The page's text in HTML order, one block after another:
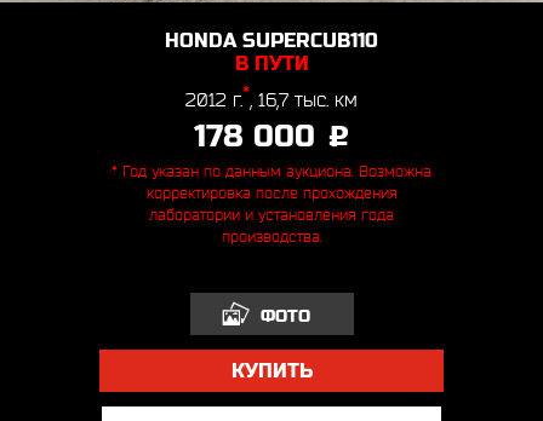
HONDA SUPERCUB110
В ПУТИ
2012 г.* , 16,7 тыс. км
178 000 j
* Год указан по данным аукциона. Возможна
корректировка после прохождения
лаборатории и установления года
производства.
ФОТО
КУПИТЬ